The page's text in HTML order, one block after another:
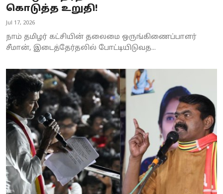
கொடுத்த உறுதி!
Jul 17, 2026
நாம் தமிழர் கட்சியின் தலைமை ஒருங்கிணைப்பாளர்
சீமான், இடைத்தேர்தலில் போட்டியிடுவத...